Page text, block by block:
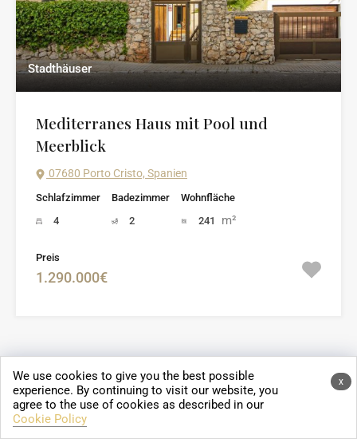
Stadthäuser
Mediterranes Haus mit Pool und
Meerblick
07680 Porto Cristo, Spanien
Schlafzimmer
4
Badezimmer
2
Wohnfläche
241
m²
Preis
1.290.000€
Jetzt erhältlich! Das Mallorca Buch:
„From NRW to PMI“
x
We use cookies to give you the best possible
experience. By continuing to visit our website, you
agree to the use of cookies as described in our
Cookie Policy